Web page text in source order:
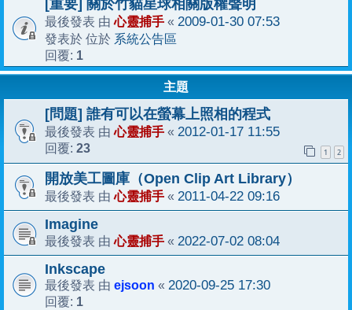
[重要] 關於竹貓星球相關版權聲明
最後發表 由心靈捕手 « 2009-01-30 07:53
發表於 位於 系統公告區
回覆: 1
主題
[問題] 誰有可以在螢幕上照相的程式
最後發表 由心靈捕手 « 2012-01-17 11:55
回覆: 23 1 2
開放美工圖庫（Open Clip Art Library）
最後發表 由心靈捕手 « 2011-04-22 09:16
Imagine
最後發表 由心靈捕手 « 2022-07-02 08:04
Inkscape
最後發表 由 ejsoon « 2020-09-25 17:30
回覆: 1